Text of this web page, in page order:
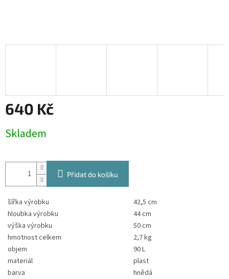
640 Kč
cena:
Skladem
Přidat do košíku
šířka výrobku
42,5 cm
hloubka výrobku
44 cm
výška výrobku
50 cm
hmotnost celkem
2,7 kg
objem
90 L
materiál
plast
barva
hnědá